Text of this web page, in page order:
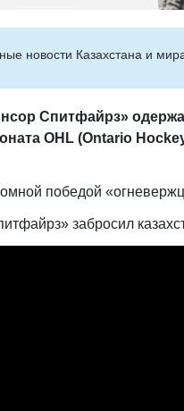
новости Казахстана и
Спитфайрз»
OHL (Ontario
победой
забросил